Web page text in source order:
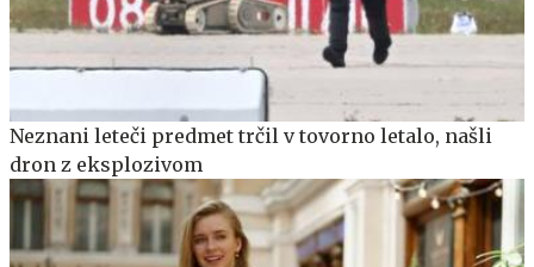
Neznani leteči predmet trčil v tovorno letalo, našli
dron z eksplozivom